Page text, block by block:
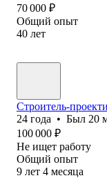
70 000 ₽
Общий опыт
40 лет
Строитель-
24 года • Был 20
100 000 ₽
Не ищет работу
Общий опыт
9 лет 4 месяца